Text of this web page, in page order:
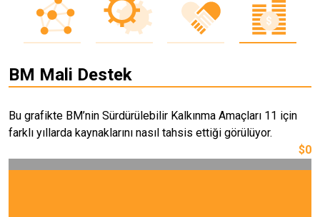
BM Mali Destek
Bu grafikte BM’nin Sürdürülebilir Kalkınma Amaçları 11 için
farklı yıllarda kaynaklarını nasıl tahsis ettiği görülüyor.
$0